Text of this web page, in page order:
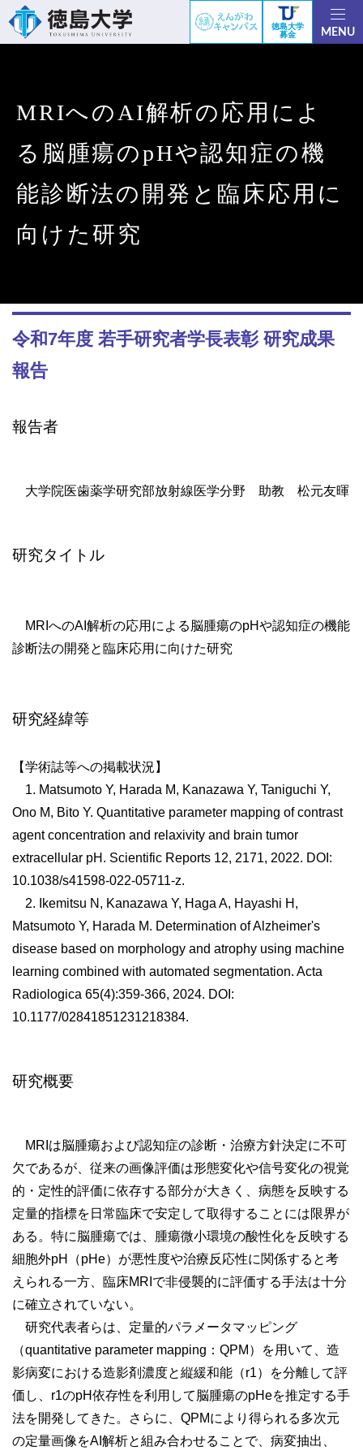
徳島大学
募金
MENU
MRIへのAI解析の応用によ
る脳腫瘍のpHや認知症の機
能診断法の開発と臨床応用に
向けた研究
令和7年度 若手研究者学長表彰 研究成果
報告
報告者
大学院医歯薬学研究部放射線医学分野 助教 松元友暉
研究タイトル
MRIへのAI解析の応用による脳腫瘍のpHや認知症の機能
診断法の開発と臨床応用に向けた研究
研究経緯等
【学術誌等への掲載状況】
1. Matsumoto Y, Harada M, Kanazawa Y, Taniguchi Y,
Ono M, Bito Y. Quantitative parameter mapping of contrast
agent concentration and relaxivity and brain tumor
extracellular pH. Scientific Reports 12, 2171, 2022. DOI:
10.1038/s41598-022-05711-z.
2. Ikemitsu N, Kanazawa Y, Haga A, Hayashi H,
Matsumoto Y, Harada M. Determination of Alzheimer's
disease based on morphology and atrophy using machine
learning combined with automated segmentation. Acta
Radiologica 65(4):359-366, 2024. DOI:
10.1177/02841851231218384.
研究概要
MRIは脳腫瘍および認知症の診断・治療方針決定に不可
欠であるが、従来の画像評価は形態変化や信号変化の視覚
的・定性的評価に依存する部分が大きく、病態を反映する
定量的指標を日常臨床で安定して取得することには限界が
ある。特に脳腫瘍では、腫瘍微小環境の酸性化を反映する
細胞外pH（pHe）が悪性度や治療反応性に関係すると考
えられる一方、臨床MRIで非侵襲的に評価する手法は十分
に確立されていない。
研究代表者らは、定量的パラメータマッピング
（quantitative parameter mapping：QPM）を用いて、造
影病変における造影剤濃度と縦緩和能（r1）を分離して評
価し、r1のpH依存性を利用して脳腫瘍のpHeを推定する手
法を開発してきた。さらに、QPMにより得られる多次元
の定量画像をAI解析と組み合わせることで、病変抽出、